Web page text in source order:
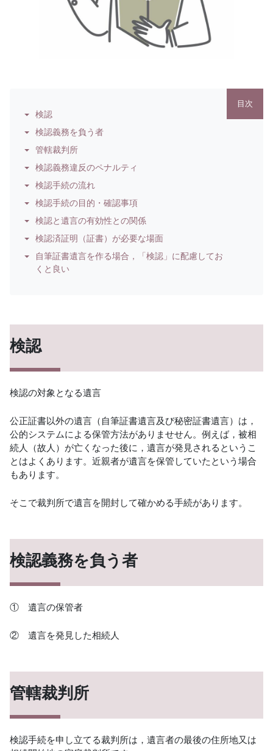
目次
検認
検認義務を負う者
管轄裁判所
検認義務違反のペナルティ
検認手続の流れ
検認手続の目的・確認事項
検認と遺言の有効性との関係
検認済証明（証書）が必要な場面
自筆証書遺言を作る場合，「検認」に配慮してお
くと良い
検認
検認の対象となる遺言
公正証書以外の遺言（自筆証書遺言及び秘密証書遺言）は，
公的システムによる保管方法がありませせん。例えば，被相
続人（故人）が亡くなった後に，遺言が発見されるというこ
とはよくあります。近親者が遺言を保管していたという場合
もあります。
そこで裁判所で遺言を開封して確かめる手続があります。
検認義務を負う者
① 遺言の保管者
② 遺言を発見した相続人
管轄裁判所
検認手続を申し立てる裁判所は，遺言者の最後の住所地又は